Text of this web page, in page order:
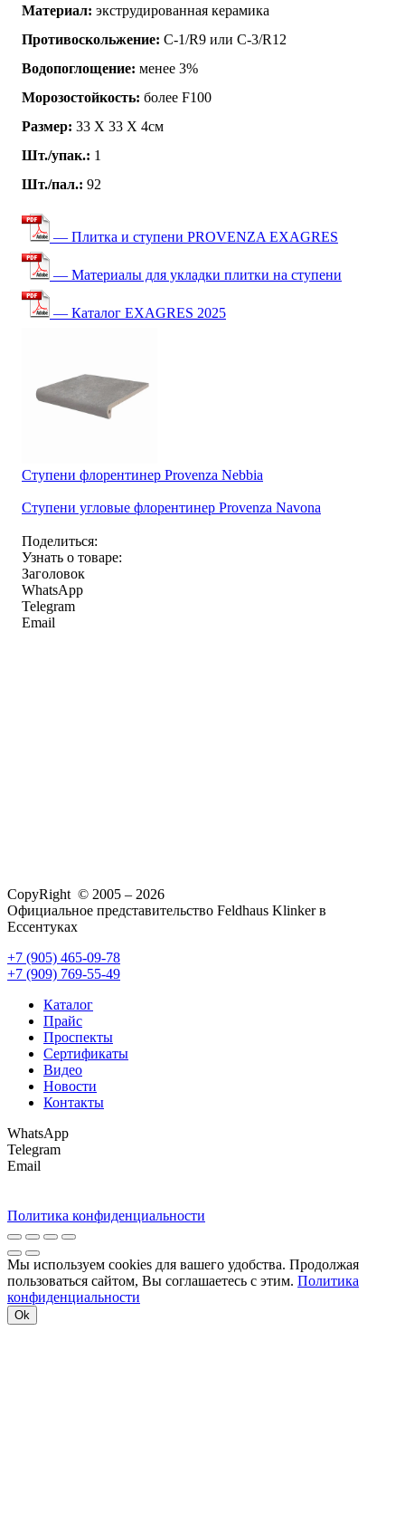
Материал: экструдированная керамика
Противоскольжение: C-1/R9 или C-3/R12
Водопоглощение: менее 3%
Морозостойкость: более F100
Размер: 33 Х 33 Х 4см
Шт./упак.: 1
Шт./пал.: 92
— Плитка и ступени PROVENZA EXAGRES
— Материалы для укладки плитки на ступени
— Каталог EXAGRES 2025
Ступени флорентинер Provenza Nebbia
Ступени угловые флорентинер Provenza Navona
Поделиться:
Узнать о товаре:
Заголовок
WhatsApp
Telegram
Email
CopyRight © 2005 – 2026
Официальное представительство Feldhaus Klinker в
Ессентуках
+7 (905) 465-09-78
+7 (909) 769-55-49
Каталог
Прайс
Проспекты
Сертификаты
Видео
Новости
Контакты
WhatsApp
Telegram
Email
Политика конфиденциальности
Мы используем cookies для вашего удобства. Продолжая
пользоваться сайтом, Вы соглашаетесь с этим. Политика
конфиденциальности
Ok